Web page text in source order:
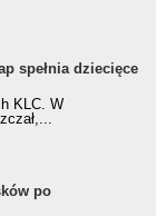
spełnia dziecięce
KLC. W
po